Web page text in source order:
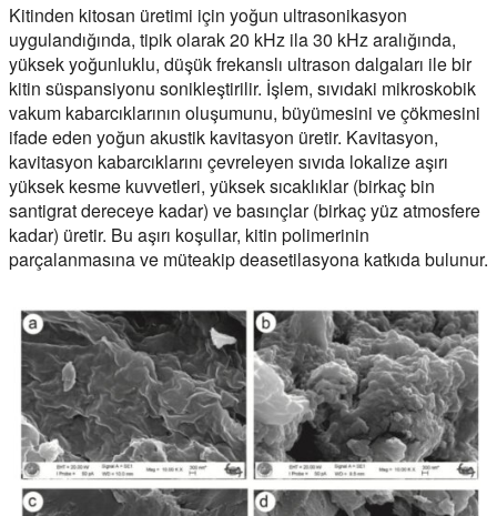
Kitinden kitosan üretimi için yoğun ultrasonikasyon
uygulandığında, tipik olarak 20 kHz ila 30 kHz aralığında,
yüksek yoğunluklu, düşük frekanslı ultrason dalgaları ile bir
kitin süspansiyonu sonikleştirilir. İşlem, sıvıdaki mikroskobik
vakum kabarcıklarının oluşumunu, büyümesini ve çökmesini
ifade eden yoğun akustik kavitasyon üretir. Kavitasyon,
kavitasyon kabarcıklarını çevreleyen sıvıda lokalize aşırı
yüksek kesme kuvvetleri, yüksek sıcaklıklar (birkaç bin
santigrat dereceye kadar) ve basınçlar (birkaç yüz atmosfere
kadar) üretir. Bu aşırı koşullar, kitin polimerinin
parçalanmasına ve müteakip deasetilasyona katkıda bulunur.